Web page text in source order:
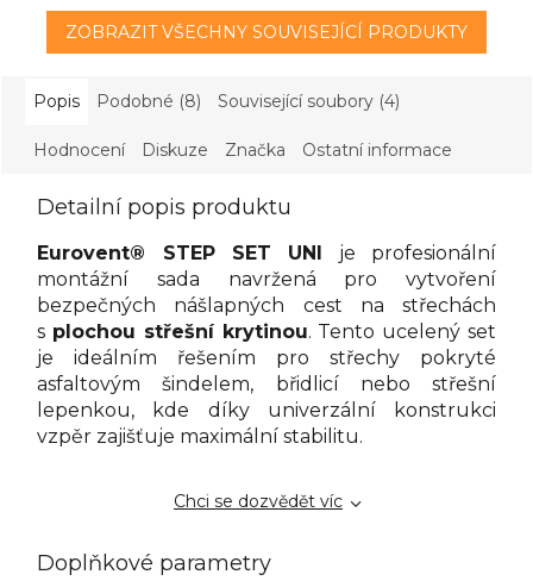
ZOBRAZIT VŠECHNY SOUVISEJÍCÍ PRODUKTY
Popis Podobné (8) Související soubory (4)
Hodnocení Diskuze Značka Ostatní informace
Detailní popis produktu
Eurovent® STEP SET UNI
je profesionální
montážní sada navržená pro vytvoření
bezpečných nášlapných cest na střechách
s plochou střešní krytinou. Tento ucelený set
je ideálním řešením pro střechy pokryté
asfaltovým šindelem, břidlicí nebo střešní
lepenkou, kde díky univerzální konstrukci
vzpěr zajišťuje maximální stabilitu.
Chci se dozvědět víc
Doplňkové parametry